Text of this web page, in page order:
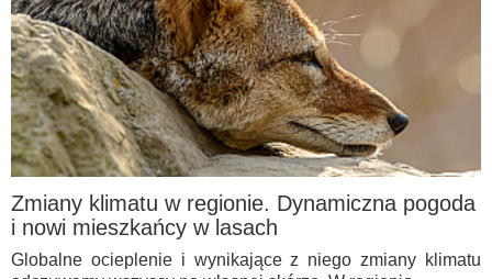
Zmiany klimatu w regionie. Dynamiczna pogoda
i nowi mieszkańcy w lasach
Globalne ocieplenie i wynikające z niego zmiany klimatu